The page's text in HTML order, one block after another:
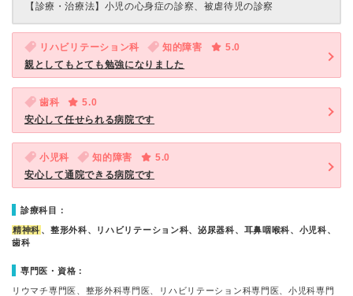
【診療・治療法】 小児の心身症の診察、被虐待児の診察
リハビリテーション科 知的障害
5.0
親としてもとても勉強になりました
歯科
5.0
安心して任せられる病院です
小児科 知的障害
5.0
安心して通院できる病院です
診療科目：
精神科 、整形外科、リハビリテーション科、泌尿器科、耳鼻咽喉科、小児科、
歯科
専門医・資格：
リウマチ専門医、整形外科専門医、リハビリテーション科専門医、小児科専門